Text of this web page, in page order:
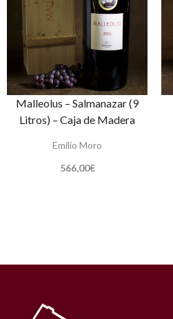
Malleolus – Salmanazar (9
Litros) – Caja de Madera
Emilio Moro
566,00€